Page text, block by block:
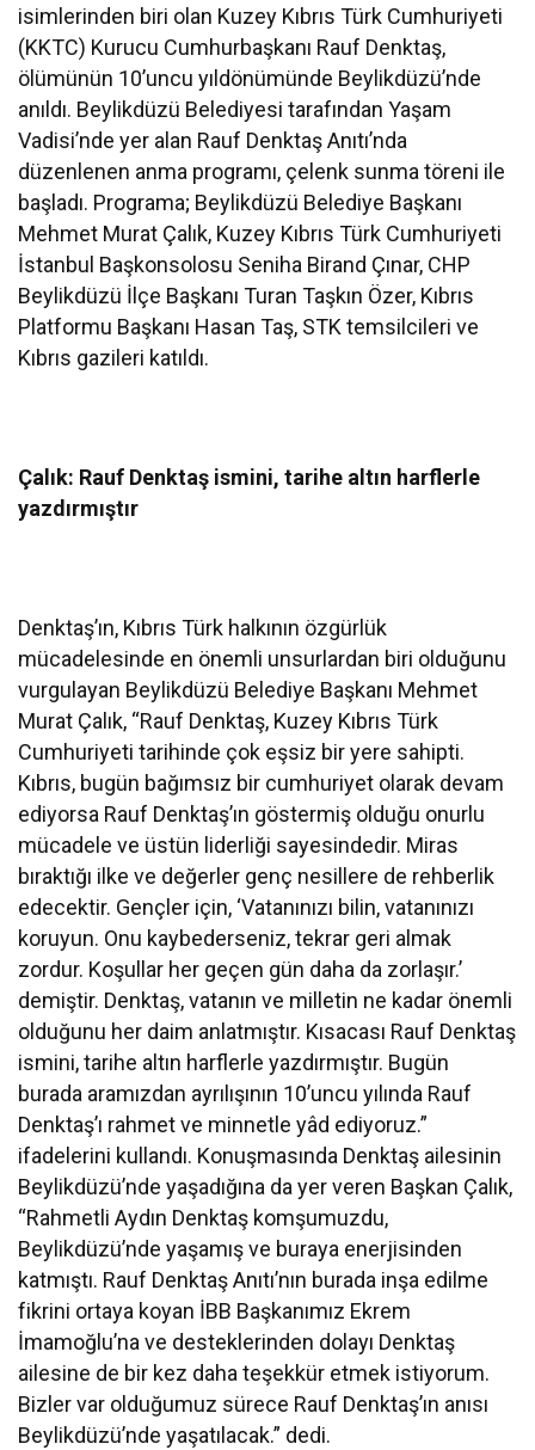
isimlerinden biri olan Kuzey Kıbrıs Türk Cumhuriyeti
(KKTC) Kurucu Cumhurbaşkanı Rauf Denktaş,
ölümünün 10’uncu yıldönümünde Beylikdüzü’nde
anıldı. Beylikdüzü Belediyesi tarafından Yaşam
Vadisi’nde yer alan Rauf Denktaş Anıtı’nda
düzenlenen anma programı, çelenk sunma töreni ile
başladı. Programa; Beylikdüzü Belediye Başkanı
Mehmet Murat Çalık, Kuzey Kıbrıs Türk Cumhuriyeti
İstanbul Başkonsolosu Seniha Birand Çınar, CHP
Beylikdüzü İlçe Başkanı Turan Taşkın Özer, Kıbrıs
Platformu Başkanı Hasan Taş, STK temsilcileri ve
Kıbrıs gazileri katıldı.
Çalık: Rauf Denktaş ismini, tarihe altın harflerle
yazdırmıştır
Denktaş’ın, Kıbrıs Türk halkının özgürlük
mücadelesinde en önemli unsurlardan biri olduğunu
vurgulayan Beylikdüzü Belediye Başkanı Mehmet
Murat Çalık, “Rauf Denktaş, Kuzey Kıbrıs Türk
Cumhuriyeti tarihinde çok eşsiz bir yere sahipti.
Kıbrıs, bugün bağımsız bir cumhuriyet olarak devam
ediyorsa Rauf Denktaş’ın göstermiş olduğu onurlu
mücadele ve üstün liderliği sayesindedir. Miras
bıraktığı ilke ve değerler genç nesillere de rehberlik
edecektir. Gençler için, ‘Vatanınızı bilin, vatanınızı
koruyun. Onu kaybederseniz, tekrar geri almak
zordur. Koşullar her geçen gün daha da zorlaşır.’
demiştir. Denktaş, vatanın ve milletin ne kadar önemli
olduğunu her daim anlatmıştır. Kısacası Rauf Denktaş
ismini, tarihe altın harflerle yazdırmıştır. Bugün
burada aramızdan ayrılışının 10’uncu yılında Rauf
Denktaş’ı rahmet ve minnetle yâd ediyoruz.”
ifadelerini kullandı. Konuşmasında Denktaş ailesinin
Beylikdüzü’nde yaşadığına da yer veren Başkan Çalık,
“Rahmetli Aydın Denktaş komşumuzdu,
Beylikdüzü’nde yaşamış ve buraya enerjisinden
katmıştı. Rauf Denktaş Anıtı’nın burada inşa edilme
fikrini ortaya koyan İBB Başkanımız Ekrem
İmamoğlu’na ve desteklerinden dolayı Denktaş
ailesine de bir kez daha teşekkür etmek istiyorum.
Bizler var olduğumuz sürece Rauf Denktaş’ın anısı
Beylikdüzü’nde yaşatılacak.” dedi.